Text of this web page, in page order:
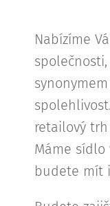
Nabízíme
retailový
Máme sídlo
budete mít